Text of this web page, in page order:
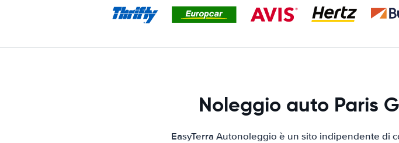
Noleggio auto Paris
EasyTerra Autonoleggio è un sito indipendente di